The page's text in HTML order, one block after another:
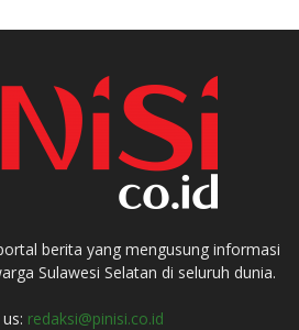
berita yang mengusung informasi
Sulawesi Selatan di seluruh dunia.
redaksi@pinisi.co.id